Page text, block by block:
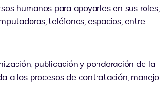
humanos para apoyarles en sus roles,
teléfonos, espacios, entre
publicación y ponderación de la
a los procesos de contratación, manejo